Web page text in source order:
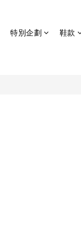
特別企劃 鞋款